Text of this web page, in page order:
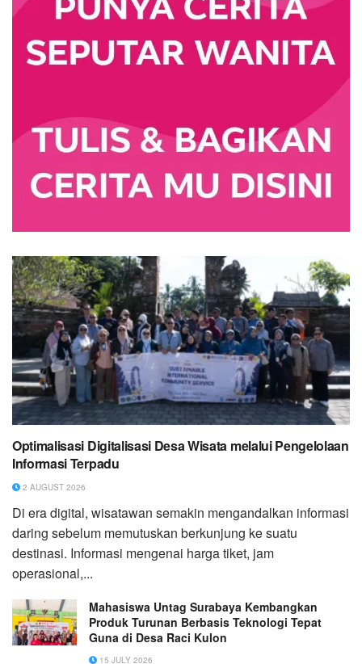
Optimalisasi Digitalisasi Desa Wisata melalui Pengelolaan
Informasi Terpadu
2 AUGUST 2026
Di era digital, wisatawan semakin mengandalkan informasi
daring sebelum memutuskan berkunjung ke suatu
destinasi. Informasi mengenai harga tiket, jam
operasional,...
Mahasiswa Untag Surabaya Kembangkan
Produk Turunan Berbasis Teknologi Tepat
Guna di Desa Raci Kulon
15 JULY 2026